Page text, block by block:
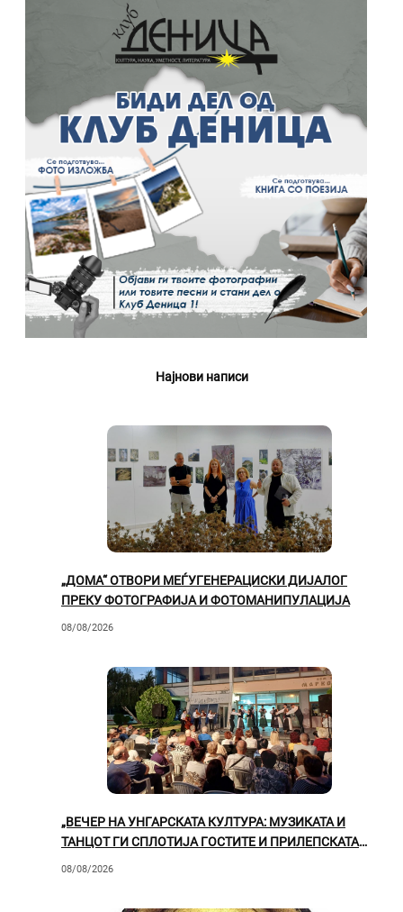
Најнови написи
„ДОМА“ ОТВОРИ МЕЃУГЕНЕРАЦИСКИ ДИЈАЛОГ
ПРЕКУ ФОТОГРАФИЈА И ФОТОМАНИПУЛАЦИЈА
08/08/2026
„ВЕЧЕР НА УНГАРСКАТА КУЛТУРА: МУЗИКАТА И
ТАНЦОТ ГИ СПЛОТИЈА ГОСТИТЕ И ПРИЛЕПСКАТА
08/08/2026